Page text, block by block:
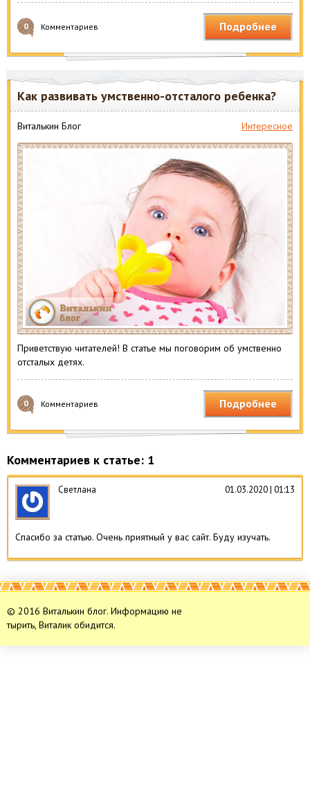
0 Комментариев Подробнее
Как развивать умственно-отсталого ребенка?
Виталькин Блог Интересное
Приветствую читателей! В статье мы поговорим об умственно
отсталых детях.
0 Комментариев Подробнее
Комментариев к статье: 1
Светлана 01.03.2020 | 01:13
Спасибо за статью. Очень приятный у вас сайт. Буду изучать.
© 2016 Виталькин блог. Информацию не
тырить, Виталик обидится.